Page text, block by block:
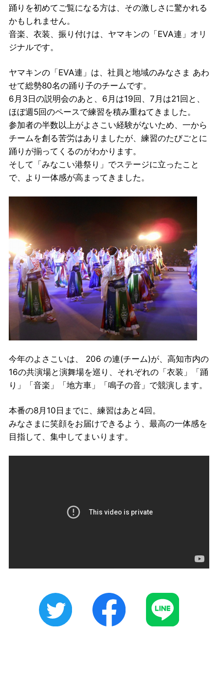
踊りを初めてご覧になる方は、その激しさに驚かれる
かもしれません。
音楽、衣装、振り付けは、ヤマキンの「EVA連」オリ
ジナルです。
ヤマキンの「EVA連」は、社員と地域のみなさま あわ
せて総勢80名の踊り子のチームです。
6月3日の説明会のあと、6月は19回、7月は21回と、
ほぼ週5回のペースで練習を積み重ねてきました。
参加者の半数以上がよさこい経験がないため、一から
チームを創る苦労はありましたが、練習のたびごとに
踊りが揃ってくるのがわかります。
そして「みなこい港祭り」でステージに立ったこと
で、より一体感が高まってきました。
今年のよさこいは、 206 の連(チーム)が、高知市内の
16の共演場と演舞場を巡り、それぞれの「衣装」「踊
り」「音楽」「地方車」「鳴子の音」で競演します。
本番の8月10日までに、練習はあと4回。
みなさまに笑顔をお届けできるよう、最高の一体感を
目指して、集中してまいります。